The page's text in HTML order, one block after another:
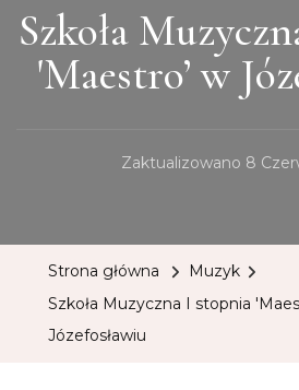
Szkoła
'Maestro’ w
Zaktualizowano 8
Strona główna
Muzyk
Szkoła Muzyczna I stopnia
Józefosławiu